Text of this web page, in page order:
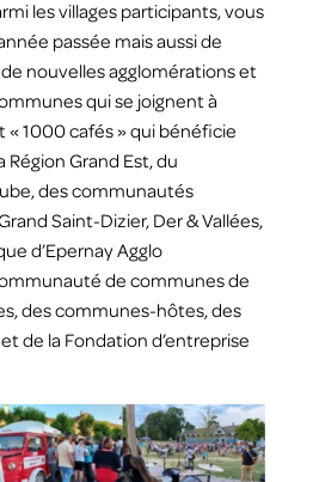
les villages participants, vous
passée mais aussi de
nouvelles agglomérations et
qui se joignent à
« 1000 cafés » qui bénéficie
Grand Est, du
des communautés
Saint-Dizier, Der & Vallées,
d’Epernay Agglo
de communes de
des communes-hôtes, des
de la Fondation d’entreprise